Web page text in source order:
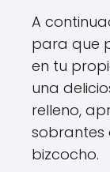
A
para que
en tu
una
relleno,
sobrantes
bizcocho.